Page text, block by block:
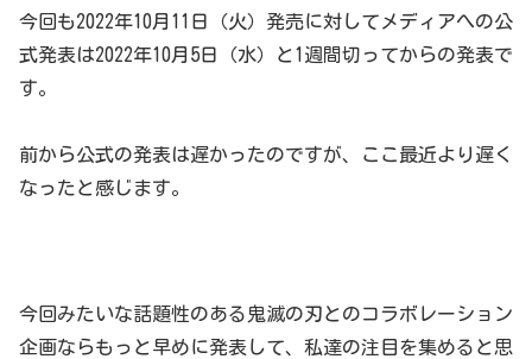
今回も2022年10月11日（火）発売に対してメディアへの公
式発表は2022年10月5日（水）と1週間切ってからの発表で
す。
前から公式の発表は遅かったのですが、ここ最近より遅く
なったと感じます。
今回みたいな話題性のある鬼滅の刃とのコラボレーション
企画ならもっと早めに発表して、私達の注目を集めると思